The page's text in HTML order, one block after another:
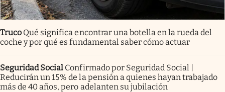
Truco Qué significa encontrar una botella en la rueda del
coche y por qué es fundamental saber cómo actuar
Seguridad Social Confirmado por Seguridad Social |
Reducirán un 15% de la pensión a quienes hayan trabajado
más de 40 años, pero adelanten su jubilación